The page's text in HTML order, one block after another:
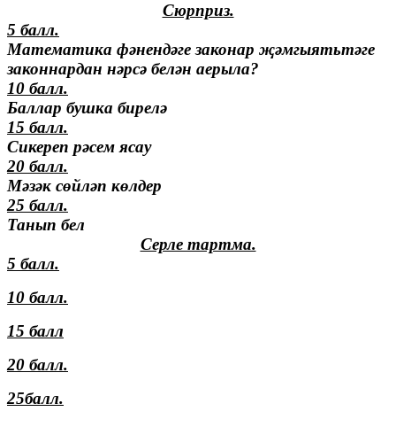
Сюрприз.
5 балл.
Математика фәнендәге законар җәмгыятьтәге
законнардан нәрсә белән аерыла?
10 балл.
Баллар бушка бирелә
15 балл.
Сикереп рәсем ясау
20 балл.
Мәзәк сөйләп көлдер
25 балл.
Танып бел
Серле тартма.
5 балл.
10 балл.
15 балл
20 балл.
25балл.